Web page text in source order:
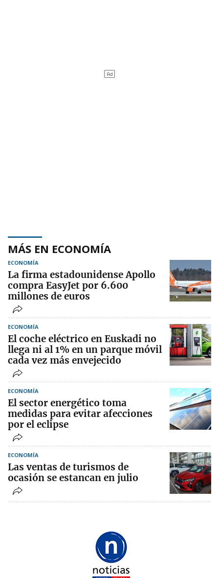
MÁS EN ECONOMÍA
ECONOMÍA
La firma estadounidense Apollo
compra EasyJet por 6.600
millones de euros
ECONOMÍA
El coche eléctrico en Euskadi no
llega ni al 1% en un parque móvil
cada vez más envejecido
ECONOMÍA
El sector energético toma
medidas para evitar afecciones
por el eclipse
ECONOMÍA
Las ventas de turismos de
ocasión se estancan en julio